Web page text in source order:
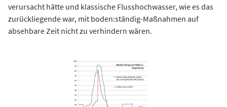
verursacht hätte und klassische Flusshochwasser, wie es das
zurückliegende war, mit boden:ständig-Maßnahmen auf
absehbare Zeit nicht zu verhindern wären.